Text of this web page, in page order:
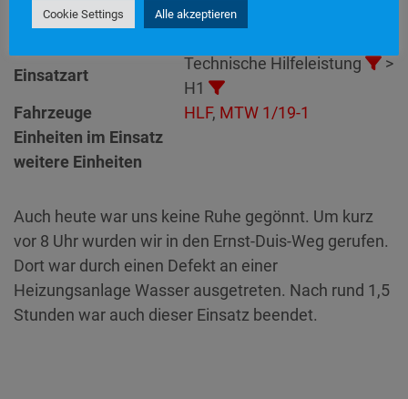
Alarmierungszeitpunkt23. Juni 2021 7:56
Einsatzart
Technische Hilfeleistung
>
H1
Fahrzeuge
HLF, MTW 1/19-1
Einheiten im Einsatz
weitere Einheiten
Auch heute war uns keine Ruhe gegönnt. Um kurz
vor 8 Uhr wurden wir in den Ernst-Duis-Weg gerufen.
Dort war durch einen Defekt an einer
Heizungsanlage Wasser ausgetreten. Nach rund 1,5
Stunden war auch dieser Einsatz beendet.
Cookie Settings Alle akzeptieren